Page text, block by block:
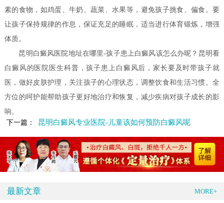
素的食物，如鸡蛋、牛奶、蔬菜、水果等，避免孩子挑食、偏食。要
让孩子保持规律的作息，保证充足的睡眠，适当进行体育锻炼，增强
体质。
昆明白癜风医院地址在哪里-孩子患上白癜风该怎么办呢？昆明看
白癜风的医院医生科普，孩子患上白癜风后，家长要及时带孩子就
医，做好皮肤护理，关注孩子的心理状态，调整饮食和生活习惯。全
方位的呵护能帮助孩子更好地治疗和恢复，减少疾病对孩子成长的影
响。
下一篇：
昆明白癜风专业医院-儿童该如何预防白癜风呢
最新文章 MORE+